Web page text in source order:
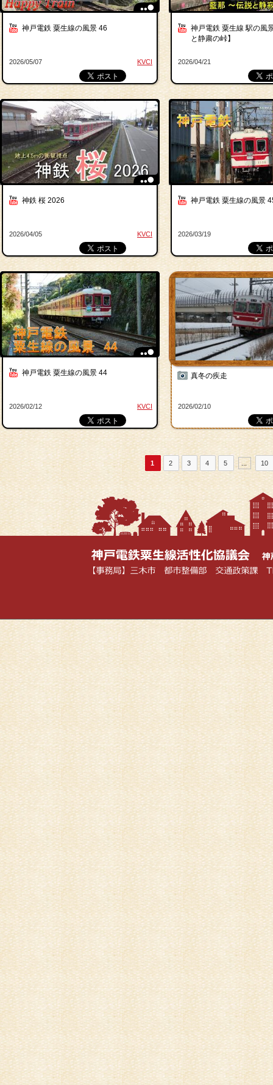
神戸電鉄 粟生線の風景 46
KVCI
2026/05/07
神戸電鉄 粟生線 駅の風
と静粛の峠】
2026/04/21
神鉄 桜 2026
KVCI
2026/04/05
神戸電鉄 粟生線の風景
2026/03/19
神戸電鉄 粟生線の風景 44
KVCI
2026/02/12
真冬の疾走
2026/02/10
1 2 3 4 5 ... 10